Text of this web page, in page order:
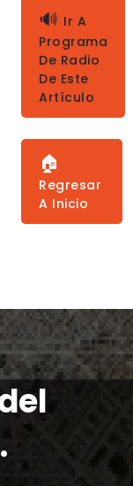
🔊 Ir A
Programa
De Radio
De Este
Artículo
🏠
Regresar
A Inicio